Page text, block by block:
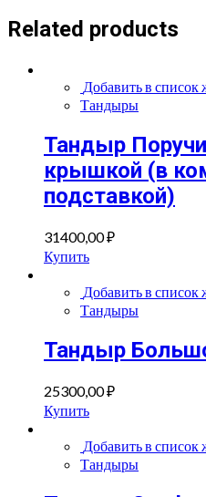
Related products
Добавить в список
Тандыры
Тандыр
крышкой (в
подставкой)
31400,00₽
Купить
Добавить в список
Тандыры
Тандыр
25300,00₽
Купить
Добавить в список
Тандыры